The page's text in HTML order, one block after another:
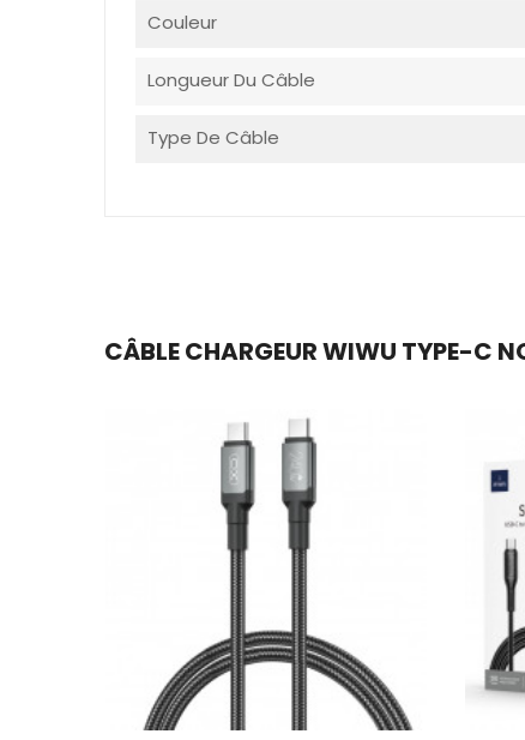
Couleur
Longueur Du Câble
Type De Câble
CÂBLE CHARGEUR WIWU TYPE-C